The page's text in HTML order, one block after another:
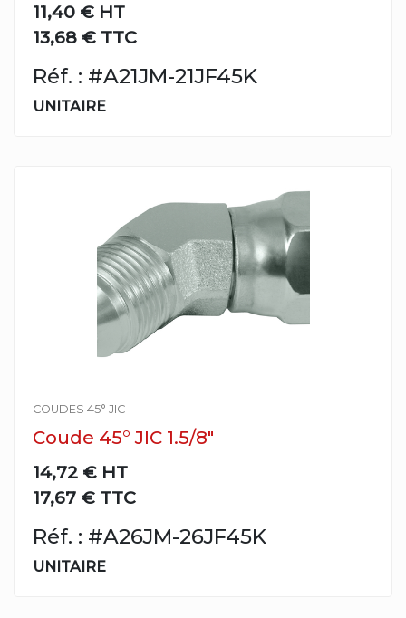
11,40 € HT
13,68 € TTC
Réf. : #A21JM-21JF45K
UNITAIRE
COUDES 45° JIC
Coude 45° JIC 1.5/8"
14,72 € HT
17,67 € TTC
Réf. : #A26JM-26JF45K
UNITAIRE